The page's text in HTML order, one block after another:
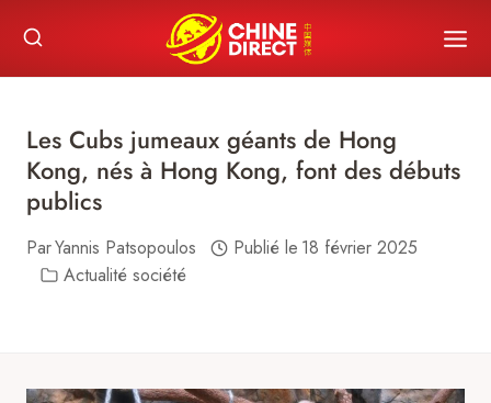
content
Les Cubs jumeaux géants de Hong
Kong, nés à Hong Kong, font des débuts
publics
ParYannis Patsopoulos Publié le 18 février 2025
Actualité société